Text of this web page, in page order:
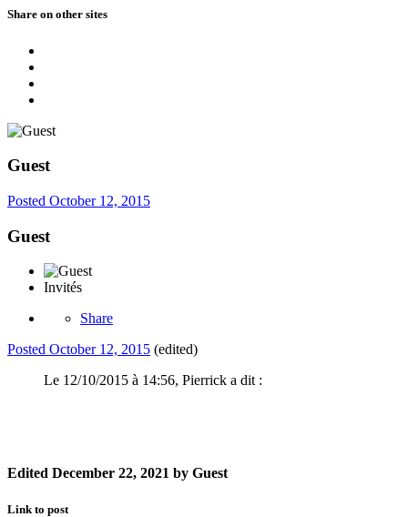
Share on other sites
Guest
Posted October 12, 2015
Guest
Invités
Share
Posted October 12, 2015 (edited)
Le 12/10/2015 à 14:56, Pierrick a dit :
Edited December 22, 2021 by Guest
Link to post